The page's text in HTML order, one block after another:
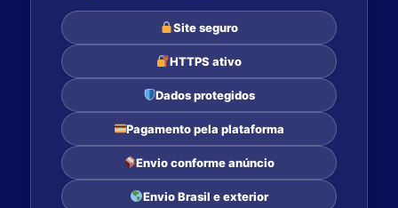
Site seguro
HTTPS ativo
Dados protegidos
Pagamento pela plataforma
Envio conforme anúncio
Envio Brasil e exterior